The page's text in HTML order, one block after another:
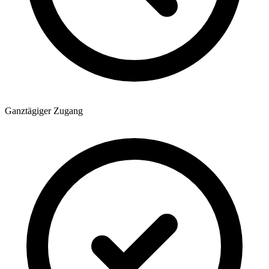
Ganztägiger Zugang